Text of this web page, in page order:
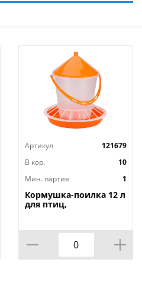
Артикул
121679
В кор.
10
Мин. партия
1
Кормушка-поилка 12 л
для птиц,